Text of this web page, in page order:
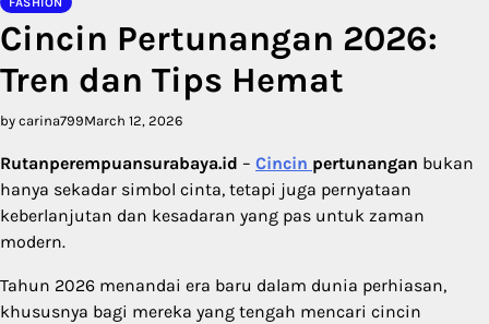
Cincin Pertunangan 2026:
Tren dan Tips Hemat
by carina799March 12, 2026
Rutanperempuansurabaya.id – Cincin pertunangan bukan
hanya sekadar simbol cinta, tetapi juga pernyataan
keberlanjutan dan kesadaran yang pas untuk zaman
modern.
Tahun 2026 menandai era baru dalam dunia perhiasan,
khususnya bagi mereka yang tengah mencari cincin